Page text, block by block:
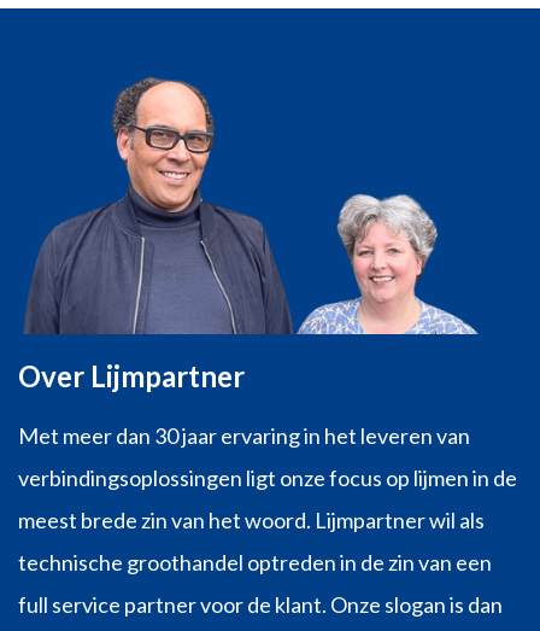
Over Lijmpartner
Met meer dan 30 jaar ervaring in het leveren van
verbindingsoplossingen ligt onze focus op lijmen in de
meest brede zin van het woord. Lijmpartner wil als
technische groothandel optreden in de zin van een
full service partner voor de klant. Onze slogan is dan